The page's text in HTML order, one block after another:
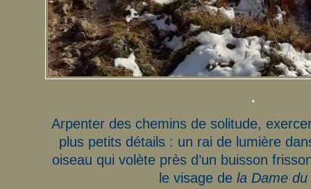
.
Arpenter des chemins de solitude,
plus petits détails : un rai de lumière
oiseau qui volète près d’un buisson
le visage de la Dame du